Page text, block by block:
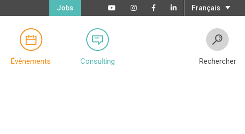
Français
Jobs
Événements Consulting Rechercher